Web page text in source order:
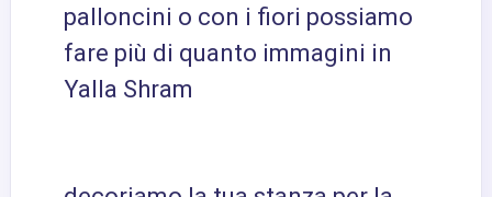
palloncini o con i fiori possiamo
fare più di quanto immagini in
Yalla Shram